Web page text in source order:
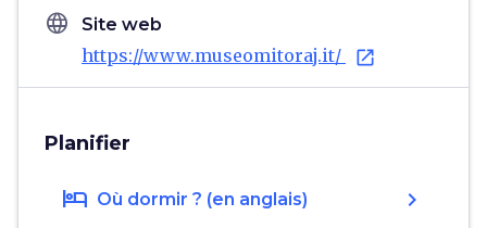
language Site web
https://www.museomitoraj.it/ open_in_new
Planifier
hotel Où dormir ? (en anglais) chevron_right